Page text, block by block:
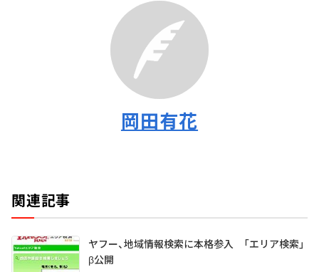
岡田有花
関連記事
ヤフー、地域情報検索に本格参入 「エリア検索」
β公開